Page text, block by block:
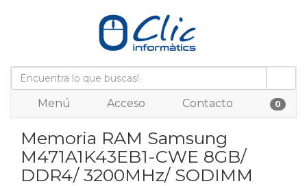
Menú Acceso Contacto 0
Memoria RAM Samsung
M471A1K43EB1-CWE 8GB/
DDR4/ 3200MHz/ SODIMM